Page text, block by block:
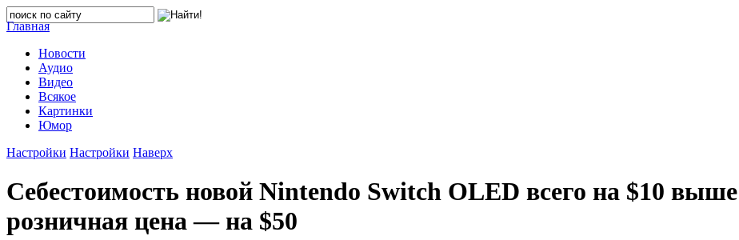
Главная
Новости
Аудио
Видео
Всякое
Картинки
Юмор
Настройки Настройки Наверх
Себестоимость новой Nintendo Switch OLED всего на $10
розничная цена — на $50